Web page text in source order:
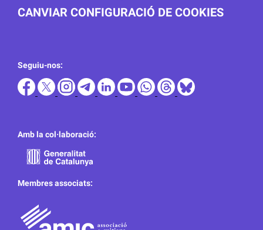
CANVIAR CONFIGURACIÓ DE COOKIES
Seguiu-nos:
Amb la col·laboració:
Membres associats: